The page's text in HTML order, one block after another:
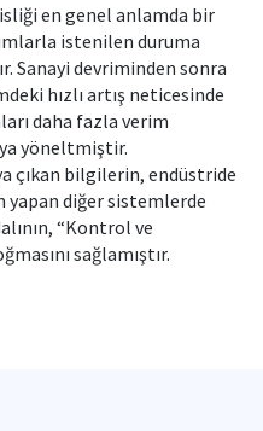
en genel anlamda bir
istenilen duruma
Sanayi devriminden sonra
hızlı artış neticesinde
daha fazla verim
yöneltmiştir.
çıkan bilgilerin, endüstride
diğer sistemlerde
“Kontrol ve
sağlamıştır.